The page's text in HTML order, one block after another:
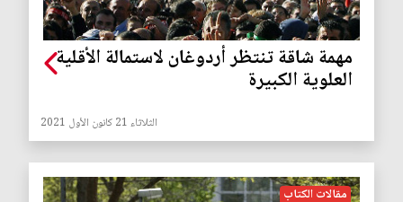
مهمة شاقة تنتظر أردوغان لاستمالة الأقلية
العلوية الكبيرة
الثلاثاء 21 كانون الأول 2021
مقالات الكتاب